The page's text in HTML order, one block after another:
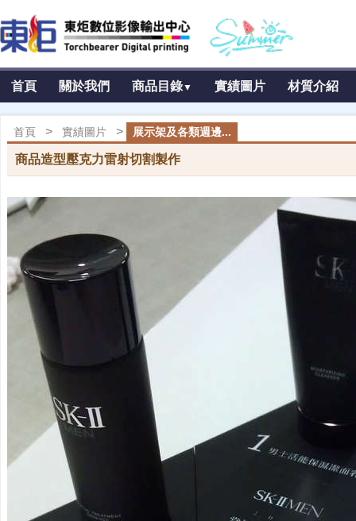
首頁 關於我們 商品目錄▼ 實績圖片 材質介紹
首頁 > 實績圖片 > 展示架及各類週邊...
商品造型壓克力雷射切割製作